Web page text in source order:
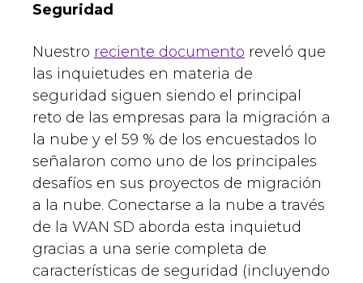
Seguridad
Nuestro reciente documento reveló que
las inquietudes en materia de
seguridad siguen siendo el principal
reto de las empresas para la migración a
la nube y el 59 % de los encuestados lo
señalaron como uno de los principales
desafíos en sus proyectos de migración
a la nube. Conectarse a la nube a través
de la WAN SD aborda esta inquietud
gracias a una serie completa de
características de seguridad (incluyendo